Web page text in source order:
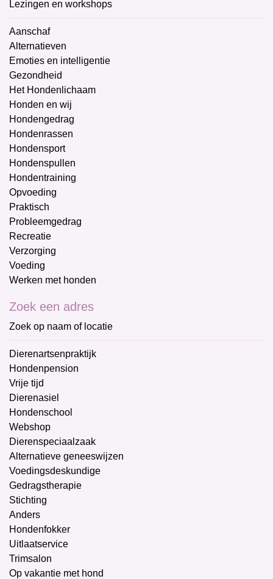
Lezingen en workshops
Aanschaf
Alternatieven
Emoties en intelligentie
Gezondheid
Het Hondenlichaam
Honden en wij
Hondengedrag
Hondenrassen
Hondensport
Hondenspullen
Hondentraining
Opvoeding
Praktisch
Probleemgedrag
Recreatie
Verzorging
Voeding
Werken met honden
Zoek een adres
Zoek op naam of locatie
Dierenartsenpraktijk
Hondenpension
Vrije tijd
Dierenasiel
Hondenschool
Webshop
Dierenspeciaalzaak
Alternatieve geneeswijzen
Voedingsdeskundige
Gedragstherapie
Stichting
Anders
Hondenfokker
Uitlaatservice
Trimsalon
Op vakantie met hond